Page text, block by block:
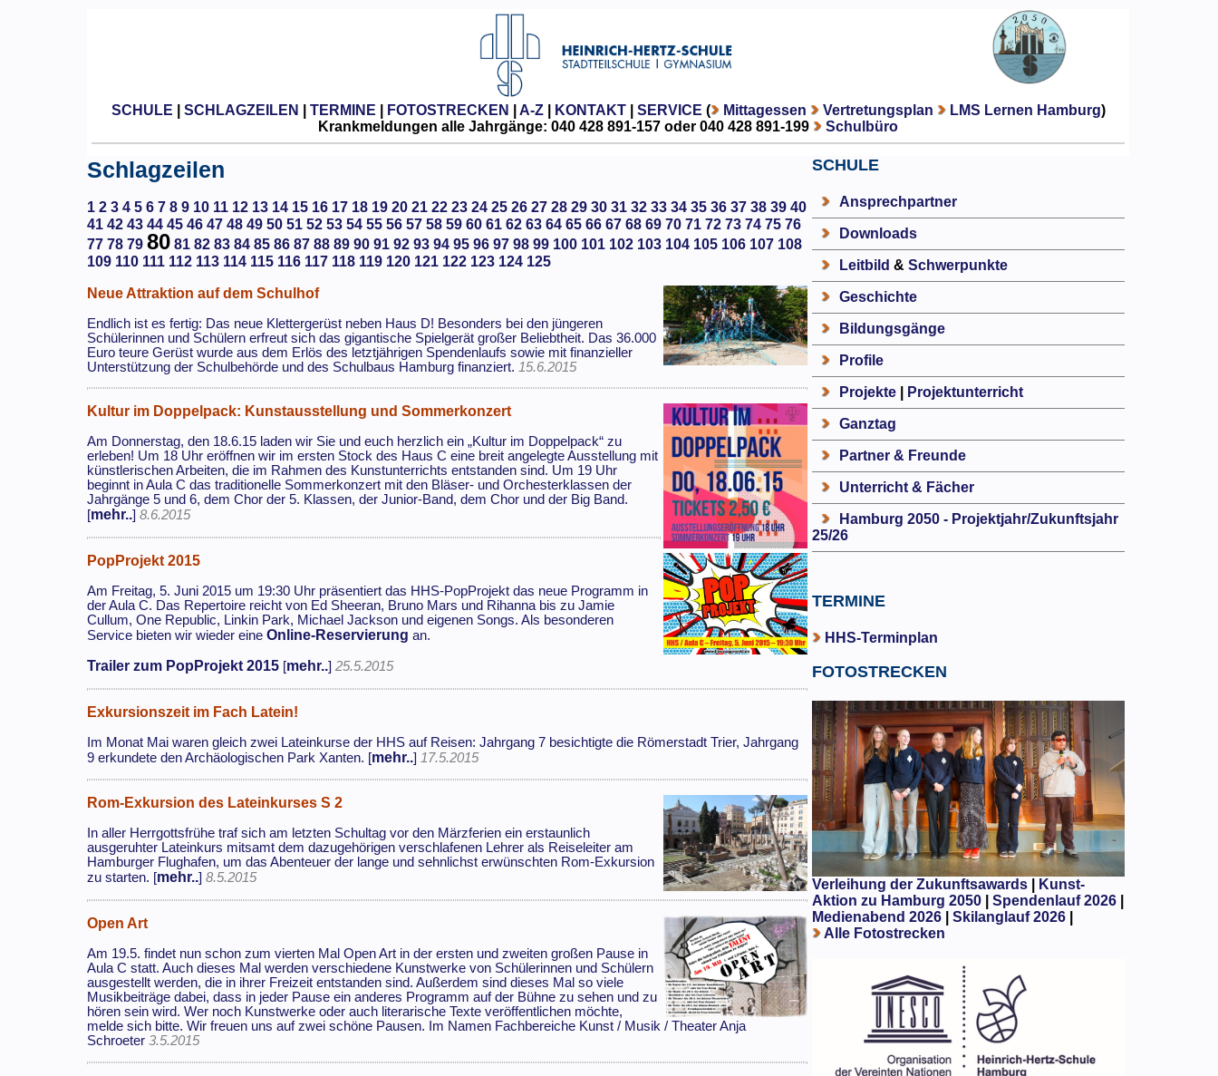
SCHULE SCHLAGZEILEN TERMINE FOTOSTRECKEN A-Z| KONTAKT| SERVICE ( Mittagessen Vertretungsplan LMS Lernen Hamburg)
Krankmeldungen alle Jahrgänge: 040 428 891-157 oder 040 428 891-199
Schulbüro
Schlagzeilen
1 2 3 4 5 6 7 8 9 10 11 12 13 14 15 16 17 18 19 20 21 22 23 24 25 26 27 28 29 30 31 32 33 34 35 36 37 38 39 40
41 42 43 44 45 46 47 48 49 50 51 52 53 54 55 56 57 58 59 60 61 62 63 64 65 66 67 68 69 70 71 72 73 74 75 76
77 78 79 80 81 82 83 84 85 86 87 88 89 90 91 92 93 94 95 96 97 98 99 100 101 102 103 104 105 106 107 108
109 110 111 112 113 114 115 116 117 118 119 120 121 122 123 124 125
Neue Attraktion auf dem Schulhof
Endlich ist es fertig: Das neue Klettergerüst neben Haus D! Besonders bei den jüngeren
Schülerinnen und Schülern erfreut sich das gigantische Spielgerät großer Beliebtheit. Das 36.000
Euro teure Gerüst wurde aus dem Erlös des letztjährigen Spendenlaufs sowie mit finanzieller
Unterstützung der Schulbehörde und des Schulbaus Hamburg finanziert. 15.6.2015
Kultur im Doppelpack: Kunstausstellung und Sommerkonzert
Am Donnerstag, den 18.6.15 laden wir Sie und euch herzlich ein „Kultur im Doppelpack“ zu
erleben! Um 18 Uhr eröffnen wir im ersten Stock des Haus C eine breit angelegte Ausstellung mit
künstlerischen Arbeiten, die im Rahmen des Kunstunterrichts entstanden sind. Um 19 Uhr
beginnt in Aula C das traditionelle Sommerkonzert mit den Bläser- und Orchesterklassen der
Jahrgänge 5 und 6, dem Chor der 5. Klassen, der Junior-Band, dem Chor und der Big Band.
[mehr..]8.6.2015
PopProjekt 2015
Am Freitag, 5. Juni 2015 um 19:30 Uhr präsentiert das HHS-PopProjekt das neue Programm in
der Aula C. Das Repertoire reicht von Ed Sheeran, Bruno Mars und Rihanna bis zu Jamie
Cullum, One Republic, Linkin Park, Michael Jackson und eigenen Songs. Als besonderen
Service bieten wir wieder eineOnline-Reservierung an.
Trailer zum PopProjekt 2015 [mehr..]25.5.2015
Exkursionszeit im Fach Latein!
Im Monat Mai waren gleich zwei Lateinkurse der HHS auf Reisen: Jahrgang 7 besichtigte die Römerstadt Trier, Jahrgang
9 erkundete den Archäologischen Park Xanten. [mehr..] 17.5.2015
Rom-Exkursion des Lateinkurses S 2
In aller Herrgottsfrühe traf sich am letzten Schultag vor den Märzferien ein erstaunlich
ausgeruhter Lateinkurs mitsamt dem dazugehörigen verschlafenen Lehrer als Reiseleiter am
Hamburger Flughafen, um das Abenteuer der lange und sehnlichst erwünschten Rom-Exkursion
zu starten. [mehr..]8.5.2015
Open Art
Am 19.5. findet nun schon zum vierten Mal Open Art in der ersten und zweiten großen Pause in
Aula C statt. Auch dieses Mal werden verschiedene Kunstwerke von Schülerinnen und Schülern
ausgestellt werden, die in ihrer Freizeit entstanden sind. Außerdem sind dieses Mal so viele
Musikbeiträge dabei, dass in jeder Pause ein anderes Programm auf der Bühne zu sehen und zu
hören sein wird. Wer noch Kunstwerke oder auch literarische Texte veröffentlichen möchte,
melde sich bitte. Wir freuen uns auf zwei schöne Pausen. Im Namen Fachbereiche Kunst / Musik / Theater Anja
Schroeter3.5.2015
SCHULE
Ansprechpartner
Downloads
Leitbild & Schwerpunkte
Geschichte
Bildungsgänge
Profile
Projekte| Projektunterricht
Ganztag
Partner & Freunde
Unterricht & Fächer
Hamburg 2050 - Projektjahr/Zukunftsjahr
25/26
TERMINE
HHS-Terminplan
FOTOSTRECKEN
Verleihung der Zukunftsawards|
Kunst-
Aktion zu Hamburg 2050
Spendenlauf 2026|
Medienabend 2026| Skilanglauf 2026|
Alle Fotostrecken